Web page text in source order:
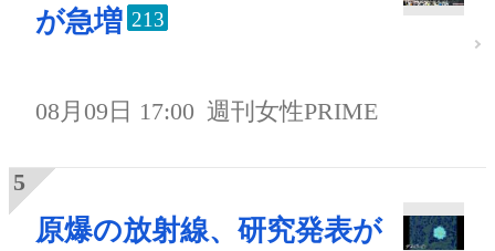
が急増 213
08月09日 17:00 週刊女性PRIME
原爆の放射線、研究発表が